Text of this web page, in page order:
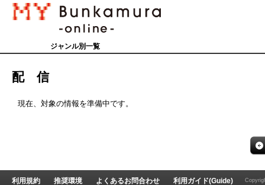
ジャンル別一覧
配 信
現在、対象の情報を準備中です。
利用規約 推奨環境 よくあるお問合わせ 利用ガイド(Guide)